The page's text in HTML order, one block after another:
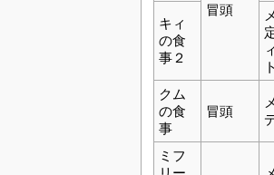
冒頭
キィ
の食
事２
クム
の食
事
冒頭
ミフ